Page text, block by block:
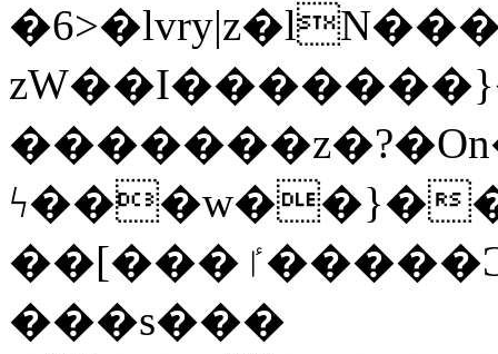
ϟ���w��}�
��[���ٵ�����Ͻ���������x�ս��Apq�����޻�V����O�cp����ٝy{����:�k�ןNݯOOCyx6���&���?
���s���